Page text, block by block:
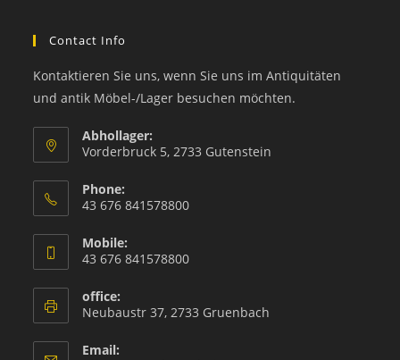
Contact Info
Kontaktieren Sie uns, wenn Sie uns im Antiquitäten
und antik Möbel-/Lager besuchen möchten.
Abhollager:
Vorderbruck 5, 2733 Gutenstein
Phone:
43 676 841578800
Mobile:
43 676 841578800
office:
Neubaustr 37, 2733 Gruenbach
Email: